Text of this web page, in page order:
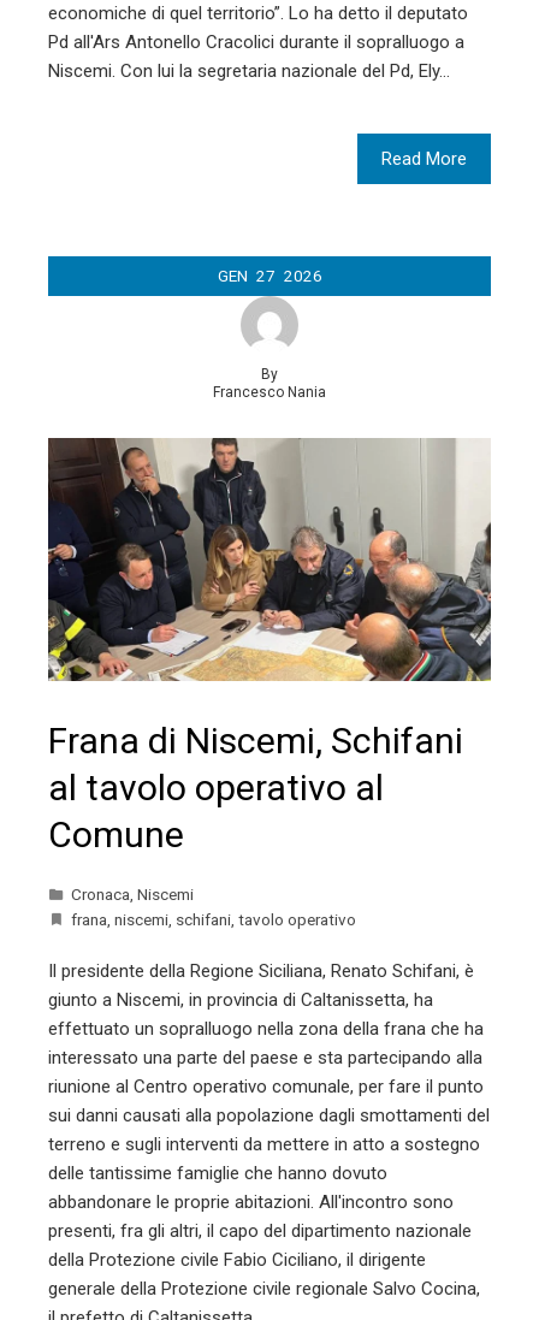
economiche di quel territorio”. Lo ha detto il deputato
Pd all'Ars Antonello Cracolici durante il sopralluogo a
Niscemi. Con lui la segretaria nazionale del Pd, Ely…
Read More
GEN 27 2026
By
Francesco Nania
Frana di Niscemi, Schifani
al tavolo operativo al
Comune
Cronaca, Niscemi
frana, niscemi, schifani, tavolo operativo
Il presidente della Regione Siciliana, Renato Schifani, è
giunto a Niscemi, in provincia di Caltanissetta, ha
effettuato un sopralluogo nella zona della frana che ha
interessato una parte del paese e sta partecipando alla
riunione al Centro operativo comunale, per fare il punto
sui danni causati alla popolazione dagli smottamenti del
terreno e sugli interventi da mettere in atto a sostegno
delle tantissime famiglie che hanno dovuto
abbandonare le proprie abitazioni. All'incontro sono
presenti, fra gli altri, il capo del dipartimento nazionale
della Protezione civile Fabio Ciciliano, il dirigente
generale della Protezione civile regionale Salvo Cocina,